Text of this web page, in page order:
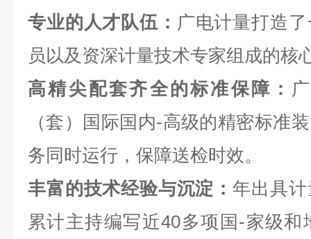
专业的人才队伍： 广电计量打造
员以及资深计量技术专家组成的核
高精尖配套齐全的标准保障：
（套）
国际国内-高级的精密标准
务同时运⾏，保障送检时效。
丰富的技术经验与沉淀：年出具
累计主持编写近40多项国-家级